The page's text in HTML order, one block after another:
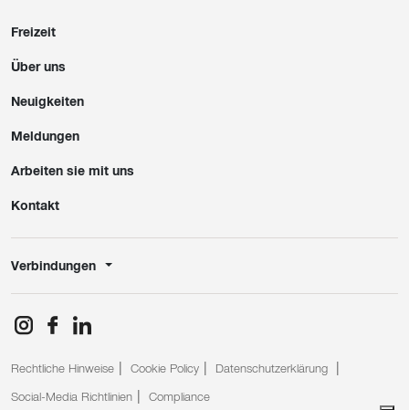
Freizeit
Über uns
Neuigkeiten
Meldungen
Arbeiten sie mit uns
Kontakt
Verbindungen
Rechtliche Hinweise Cookie Policy Datenschutzerklärung
Social-Media Richtlinien Compliance